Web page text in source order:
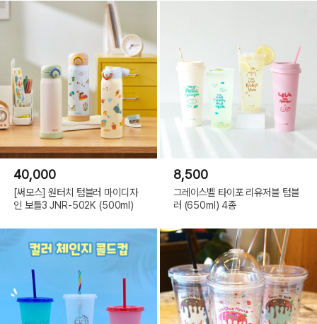
40,000
[써모스] 원터치 텀블러 마이디자
인 보틀3 JNR-502K (500ml)
8,500
그레이스벨 타이포 리유저블 텀블
러 (650ml) 4종